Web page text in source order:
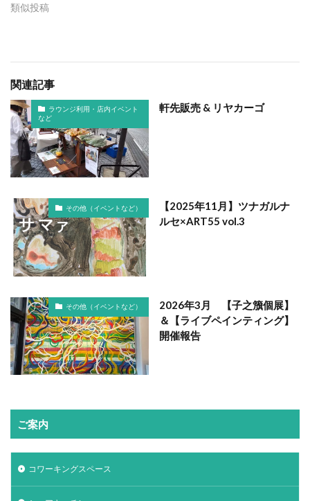
類似投稿
関連記事
ラウンジ利用・店内イベント
など
軒先販売 & リヤカーゴ
その他（イベントなど）
【2025年11月】ツナガルナ
ルセ×ART55 vol.3
その他（イベントなど）
2026年3月 【子之籏個展】
＆【ライブペインティング】
開催報告
ご案内
コワーキングスペース